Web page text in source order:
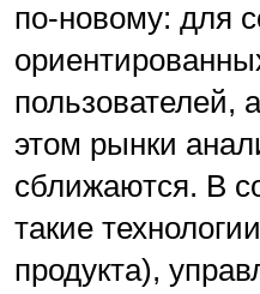
по-новому: для
пользователей,
этом рынки
сближаются. В
такие
продукта),